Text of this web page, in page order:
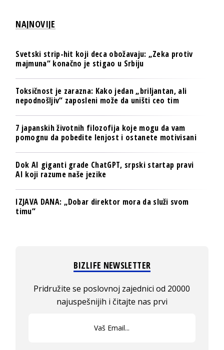
NAJNOVIJE
Svetski strip-hit koji deca obožavaju: „Zeka protiv
majmuna“ konačno je stigao u Srbiju
Toksičnost je zarazna: Kako jedan „briljantan, ali
nepodnošljiv“ zaposleni može da uništi ceo tim
7 japanskih životnih filozofija koje mogu da vam
pomognu da pobedite lenjost i ostanete motivisani
Dok AI giganti grade ChatGPT, srpski startap pravi
AI koji razume naše jezike
IZJAVA DANA: „Dobar direktor mora da služi svom
timu“
BIZLIFE NEWSLETTER
Pridružite se poslovnoj zajednici od 20000
najuspešnijih i čitajte nas prvi